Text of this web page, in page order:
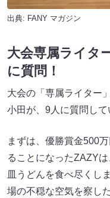
出典: FANY マガジン
大会専属ライタ
に質問！
大会の「専属ライター
小田が、9人に質問して
まずは、優勝賞金500
ることになったZAZY
皿うどんを食べ尽くし
場の不穏な空気を察し